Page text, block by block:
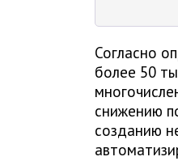
Согласно
более 50
снижению
созданию